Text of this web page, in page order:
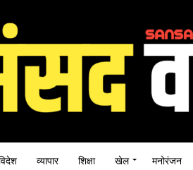
व्यापार शिक्षा खेल मनोरंजन